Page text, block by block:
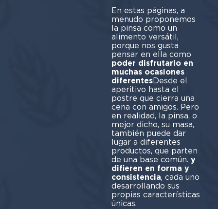
En estas páginas, a
menudo proponemos
la pinsa como un
alimento versátil,
porque nos gusta
pensar en ella como
poder disfrutarlo en
muchas ocasiones
diferentesDesde el
aperitivo hasta el
postre que cierra una
cena con amigos. Pero
en realidad, la pinsa, o
mejor dicho, su masa,
también puede dar
lugar a diferentes
productos, que parten
de una base común. y
difieren en forma y
consistencia, cada uno
desarrollando sus
propias características
únicas.